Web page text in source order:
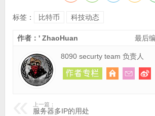
标签： 比特币 科技动态
最后
作者：' ZhaoHuan
8090 securty team 负责人
上一篇：
服务器多IP的用处